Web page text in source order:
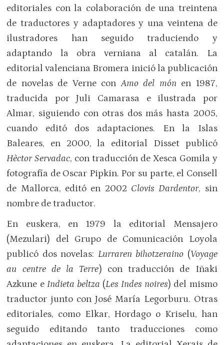
editoriales con la colaboración de una treintena
de traductores y adaptadores y una veintena de
ilustradores han seguido traduciendo y
adaptando la obra verniana al catalán. La
editorial valenciana Bromera inició la publicación
de novelas de Verne conAmo del món en 1987,
traducida por Juli Camarasa e ilustrada por
Almar, siguiendo con otras dos más hasta 2005,
cuando editó dos adaptaciones. En la Islas
Baleares, en 2000, la editorial Disset publicó
Hèctor Servadac, con traducción de Xesca Gomila y
fotografía de Oscar Pipkin. Por su parte, el Consell
de Mallorca, editó en 2002 Clovis Dardentor, sin
nombre de traductor.
En euskera, en 1979 la editorial Mensajero
(Mezulari) del Grupo de Comunicación Loyola
publicó dos novelas: Lurraren bihotzeraino (Voyage
au centre de la Terre) con traducción de Iñaki
Azkune e Indieta beltza (Les Indes noires) del mismo
traductor junto con José María Legorburu. Otras
editoriales, como Elkar, Hordago o Kriselu, han
seguido editando tanto traducciones como